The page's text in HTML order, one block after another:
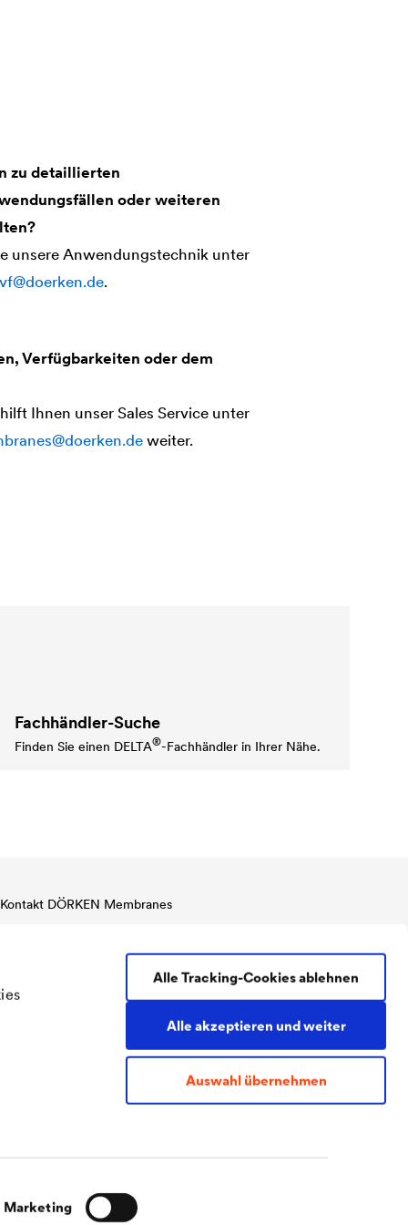
Marketing
Alle akzeptieren und weiter
Auswahl übernehmen
Alle Tracking-Cookies ablehnen
zu detaillierten
oder weiteren
unsere Anwendungstechnik unter
.
Verfügbarkeiten oder dem
Ihnen unser Sales Service unter
weiter.
Fachhändler-Suche
Finden Sie einen DELTA®-Fachhändler in Ihrer Nähe.
Kontakt DÖRKEN Membranes
+49 2330 63 578 (Technik)
membranes@doerken.de